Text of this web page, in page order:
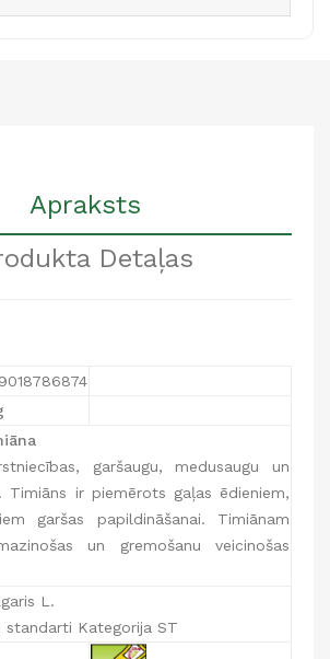
Apraksts
Detaļas
garšaugu, medusaugu un
Timiāns ir piemērots gaļas ēdieniem,
garšas papildināšanai. Timiānam
un gremošanu veicinošas
L.
standarti Kategorija ST